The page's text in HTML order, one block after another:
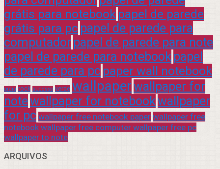
grátis para notebook papel de parede
grátis para pc papel de parede para
computador papel de parede para note
papel de parede para notebook papel
de parede para pc paper wall notebook
praia rock sucesso verde wallpaperwallpaper for
notewallpaper for notebookwallpaper
for pc wallpaper free notebook paper wallpaper free
notebook wallpaper free computer wallpaper free pc
wallpaper to note
ARQUIVOS